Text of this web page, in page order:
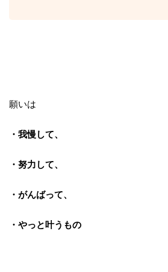
願いは
・我慢して、
・努力して、
・がんばって、
・やっと叶うもの